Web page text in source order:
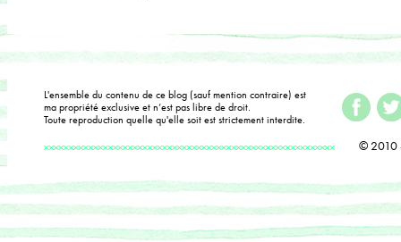
L'ensemble du contenu de ce blog (sauf mention contraire) est
ma propriété exclusive et n’est pas libre de droit.
Toute reproduction quelle qu'elle soit est strictement interdite.
© 2010